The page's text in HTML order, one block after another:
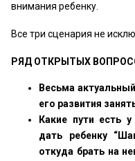
внимания ребенку.
Все три сценария не
РЯД ОТКРЫТЫХ
Весьма
его развития
Какие пути есть
дать ребенку
откуда брать на